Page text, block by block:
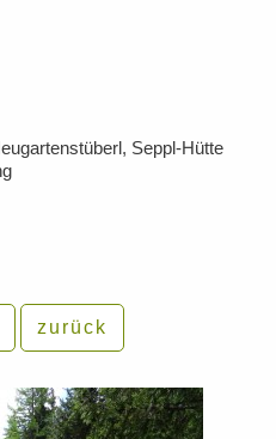
Seppl-Hütte
zurück